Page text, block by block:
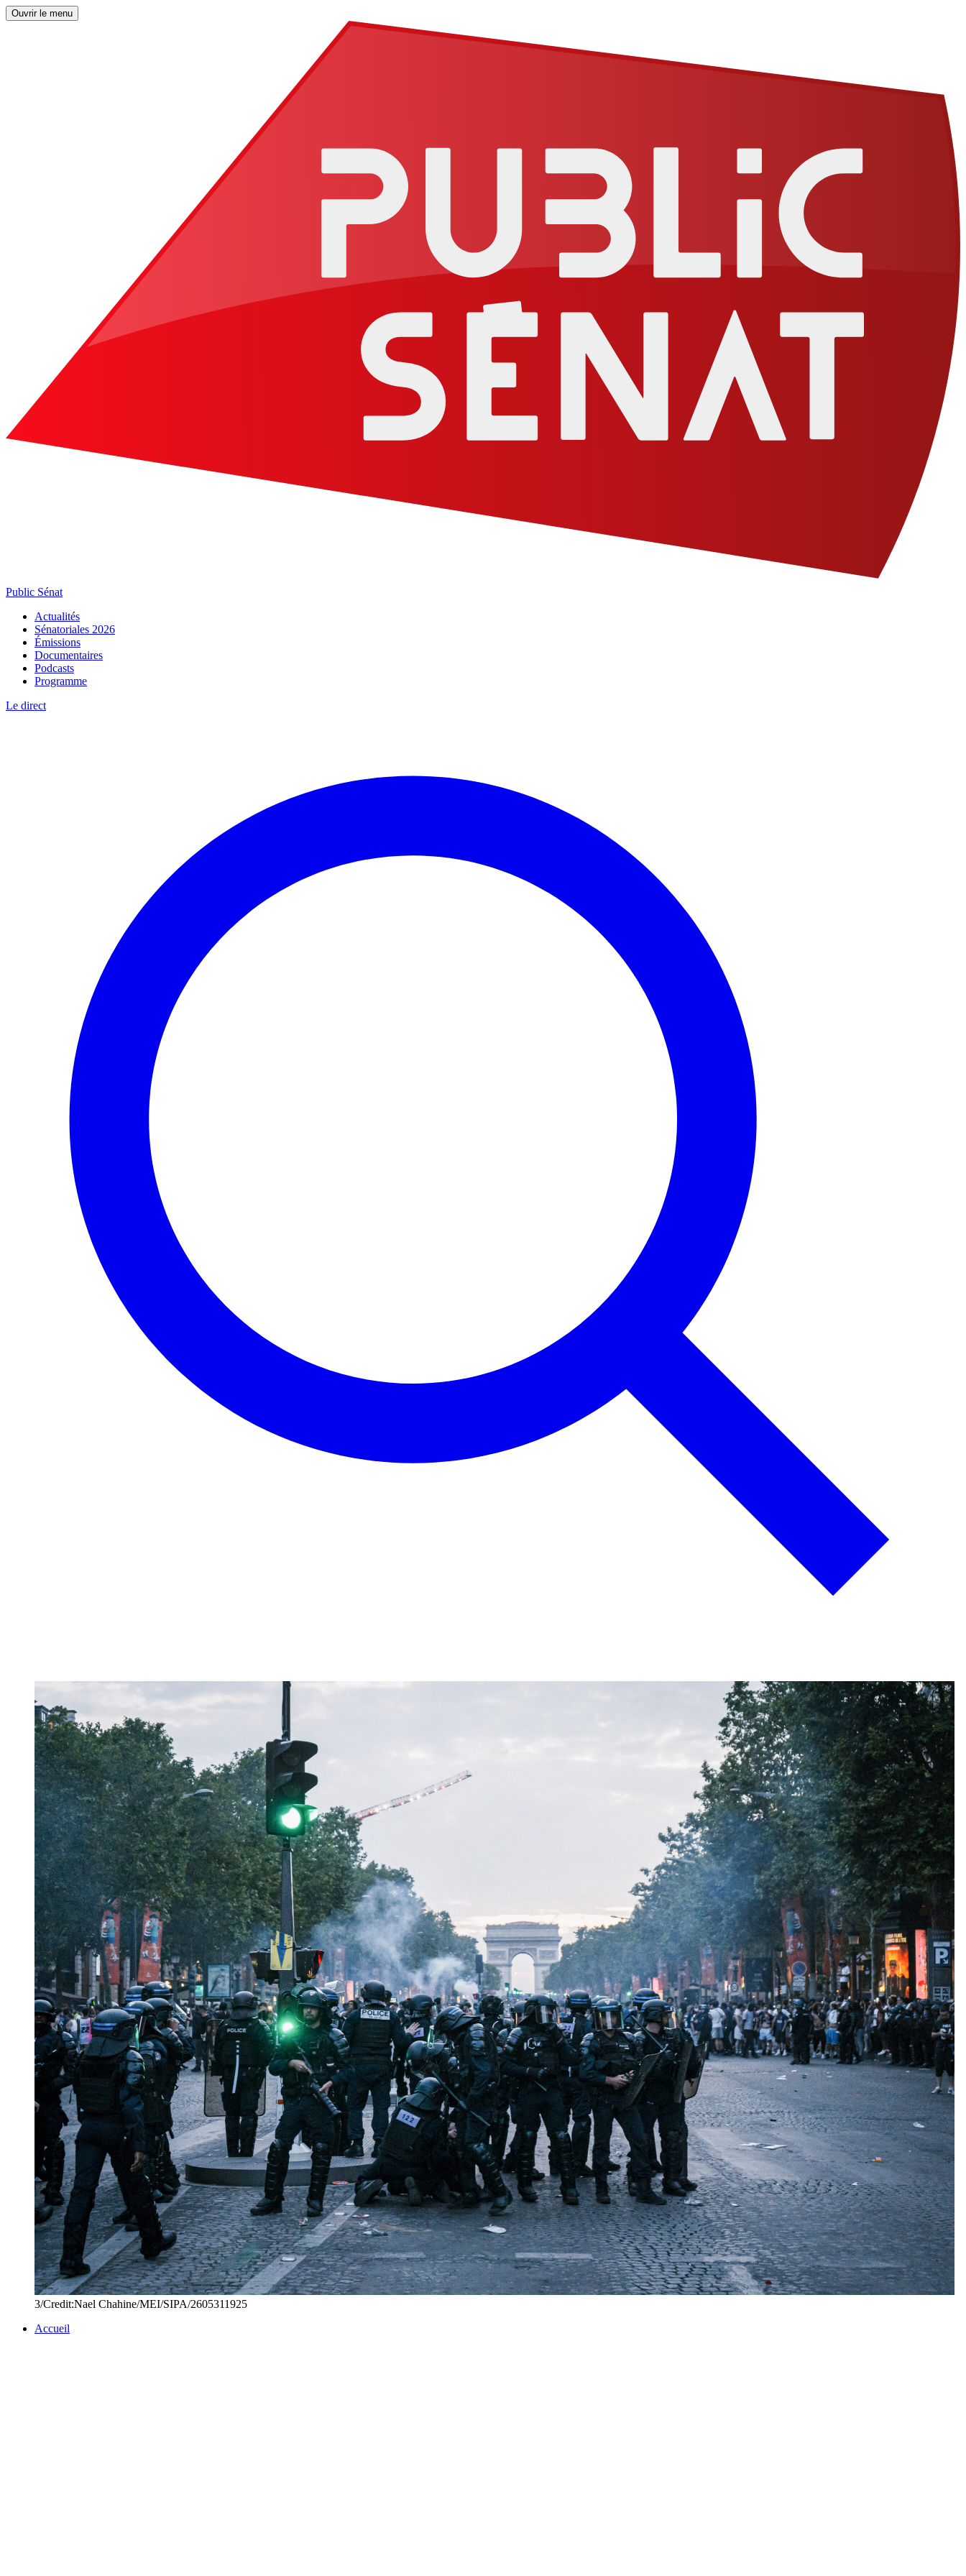
Ouvrir le menu
Public Sénat
Actualités
Sénatoriales 2026
Émissions
Documentaires
Podcasts
Programme
Le direct
3/Credit:Nael Chahine/MEI/SIPA/2605311925
Accueil